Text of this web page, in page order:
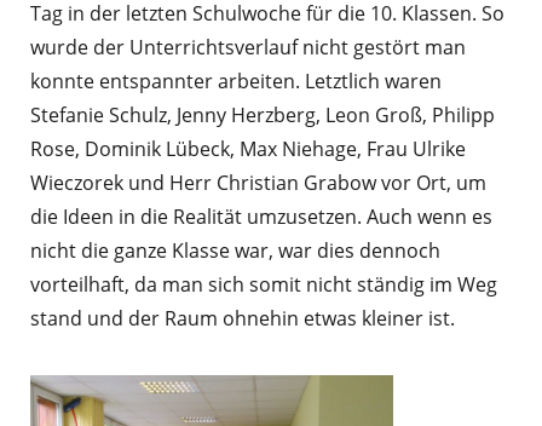
Tag in der letzten Schulwoche für die 10. Klassen. So
wurde der Unterrichtsverlauf nicht gestört man
konnte entspannter arbeiten. Letztlich waren
Stefanie Schulz, Jenny Herzberg, Leon Groß, Philipp
Rose, Dominik Lübeck, Max Niehage, Frau Ulrike
Wieczorek und Herr Christian Grabow vor Ort, um
die Ideen in die Realität umzusetzen. Auch wenn es
nicht die ganze Klasse war, war dies dennoch
vorteilhaft, da man sich somit nicht ständig im Weg
stand und der Raum ohnehin etwas kleiner ist.